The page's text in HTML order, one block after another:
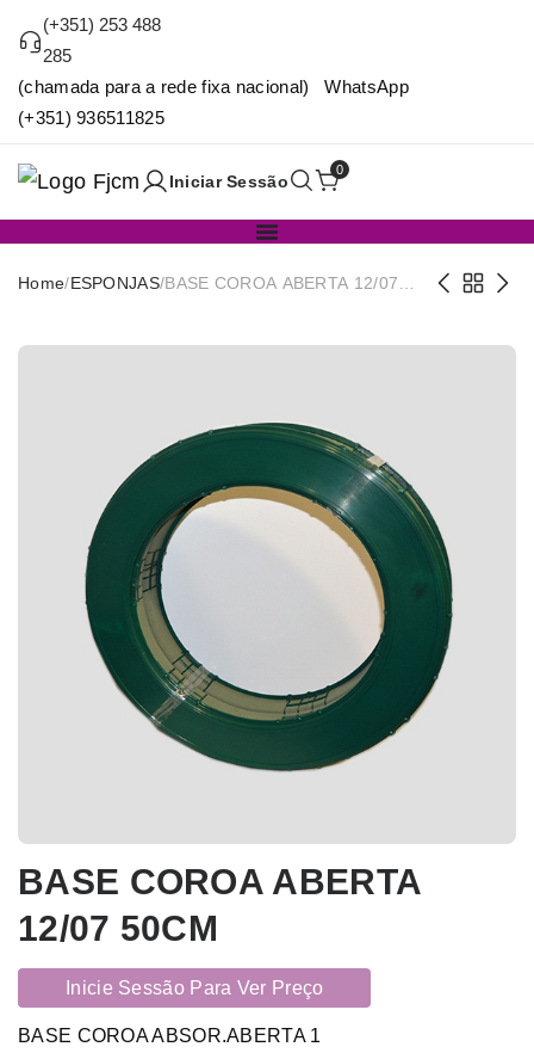
(+351) 253 488
285
(chamada para a rede fixa nacional) WhatsApp
(+351) 936511825
Iniciar Sessão
0
Home/ESPONJAS/BASE COROA ABERTA 12/07
BASE COROA ABERTA
12/07 50CM
Inicie Sessão Para Ver Preço
BASE COROA ABSOR.ABERTA 1